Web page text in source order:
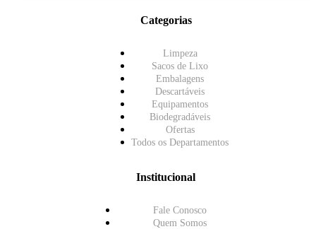
Categorias
Limpeza
Sacos de Lixo
Embalagens
Descartáveis
Equipamentos
Biodegradáveis
Ofertas
Todos os Departamentos
Institucional
Fale Conosco
Quem Somos